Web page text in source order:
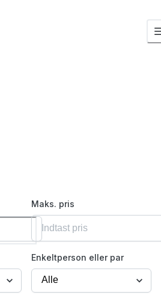
Maks. pris
Enkeltperson eller par